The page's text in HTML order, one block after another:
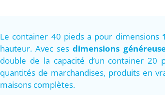
Le container 40 pieds a pour dimensions
hauteur. Avec sesdimensions
double de la capacité d’un container
quantités de marchandises, produits en
maisons complètes.